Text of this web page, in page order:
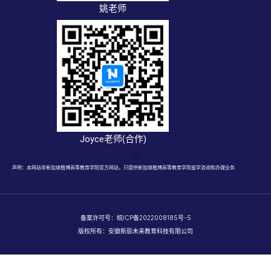
姚老师
Joyce老师(合作)
声明：本网站非新加坡楷博高等教育学院官方网站，只提供新加坡楷博高等教育学院留学咨询和办理业务.
备案许可号： 皖ICP备2022008185号-5
版权所有：安徽新辰未来教育科技有限公司